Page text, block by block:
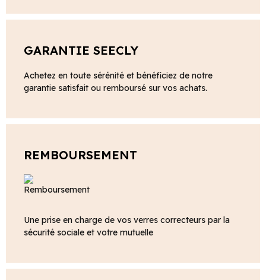
GARANTIE SEECLY
Achetez en toute sérénité et bénéficiez de notre
garantie satisfait ou remboursé sur vos achats.
REMBOURSEMENT
Une prise en charge de vos verres correcteurs par la
sécurité sociale et votre mutuelle